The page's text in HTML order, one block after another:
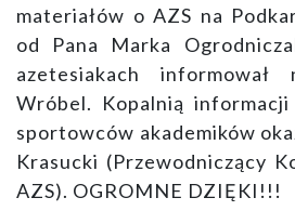
materiałów o AZS na
od Pana Marka
azetesiakach informował
Wróbel. Kopalnią
sportowców akademików
Krasucki (Przewodniczący
AZS). OGROMNE DZIĘKI!!!